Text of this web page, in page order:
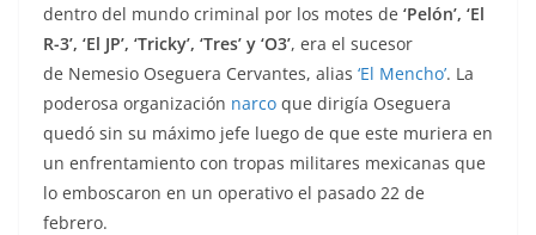
dentro del mundo criminal por los motes de ‘Pelón’, ‘El
R-3’, ‘El JP’, ‘Tricky’, ‘Tres’ y ‘O3’, era el sucesor
de Nemesio Oseguera Cervantes, alias ‘El Mencho’. La
poderosa organización narco que dirigía Oseguera
quedó sin su máximo jefe luego de que este muriera en
un enfrentamiento con tropas militares mexicanas que
lo emboscaron en un operativo el pasado 22 de
febrero.